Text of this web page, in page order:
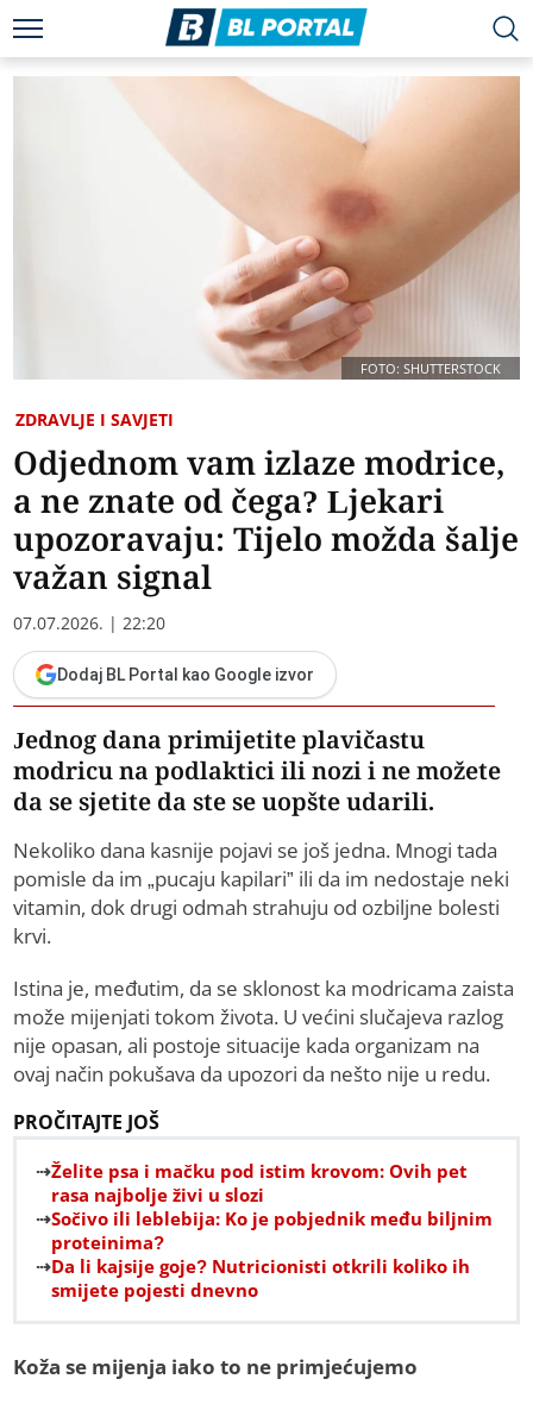
FOTO: SHUTTERSTOCK
ZDRAVLJE I SAVJETI
Odjednom vam izlaze modrice,
a ne znate od čega? Ljekari
upozoravaju: Tijelo možda šalje
važan signal
07.07.2026. | 22:20
Dodaj BL Portal kao Google izvor
Jednog dana primijetite plavičastu
modricu na podlaktici ili nozi i ne možete
da se sjetite da ste se uopšte udarili.
Nekoliko dana kasnije pojavi se još jedna. Mnogi tada
pomisle da im „pucaju kapilari” ili da im nedostaje neki
vitamin, dok drugi odmah strahuju od ozbiljne bolesti
krvi.
Istina je, međutim, da se sklonost ka modricama zaista
može mijenjati tokom života. U većini slučajeva razlog
nije opasan, ali postoje situacije kada organizam na
ovaj način pokušava da upozori da nešto nije u redu.
PROČITAJTE JOŠ
Želite psa i mačku pod istim krovom: Ovih pet
rasa najbolje živi u slozi
Sočivo ili leblebija: Ko je pobjednik među biljnim
proteinima?
Da li kajsije goje? Nutricionisti otkrili koliko ih
smijete pojesti dnevno
Koža se mijenja iako to ne primjećujemo